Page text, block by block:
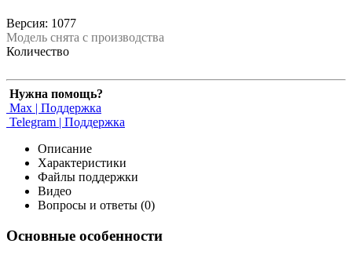
Версия: 1077
Модель снята с производства
Количество
Нужна помощь?
Max | Поддержка
Telegram | Поддержка
Описание
Характеристики
Файлы поддержки
Видео
Вопросы и ответы (0)
Основные особенности